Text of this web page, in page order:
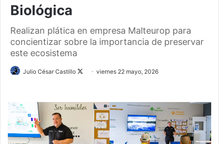
Biológica
Realizan plática en empresa Malteurop para
concientizar sobre la importancia de preservar
este ecosistema
Julio César Castillo
Followviernes 22 mayo, 2026